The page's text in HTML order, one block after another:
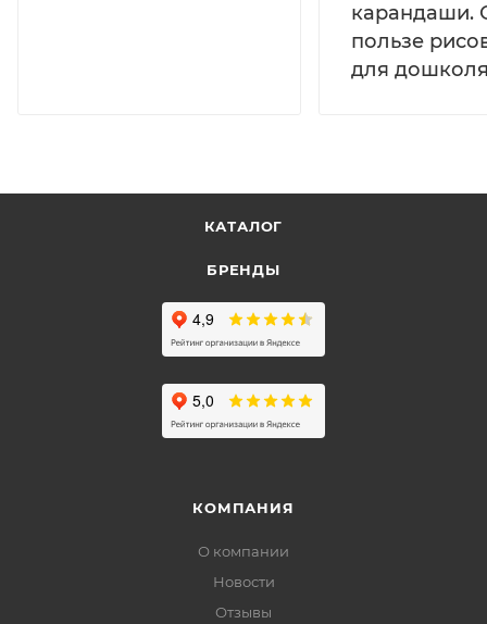
карандаши.
пользе
для
КАТАЛОГ
БРЕНДЫ
КОМПАНИЯ
О компании
Новости
Отзывы